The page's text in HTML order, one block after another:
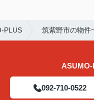
PLUS 筑紫野市の物件
ASUMO-
092-710-0522